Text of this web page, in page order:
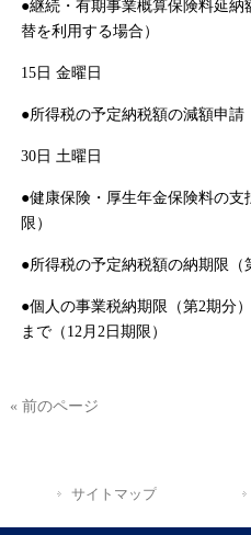
●継続・有期事業概算保険料延
替を利用する場合）
15日 金曜日
●所得税の予定納税額の減額申請
30日 土曜日
●健康保険・厚生年金保険料の支
限）
●所得税の予定納税額の納期限（
●個人の事業税納期限（第2期分
まで（12月2日期限）
« 前のページ
サイトマップ